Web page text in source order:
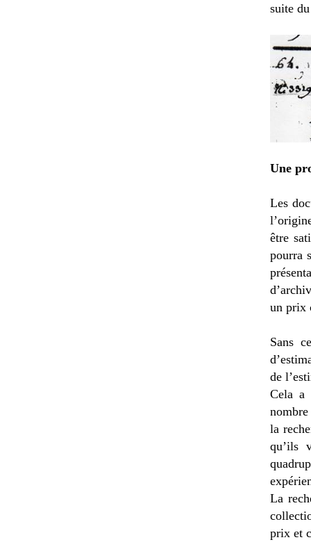
suite
Une
Les
être
pourra
un prix
Sans
de
Cela a
la
qu’ils
La
prix et